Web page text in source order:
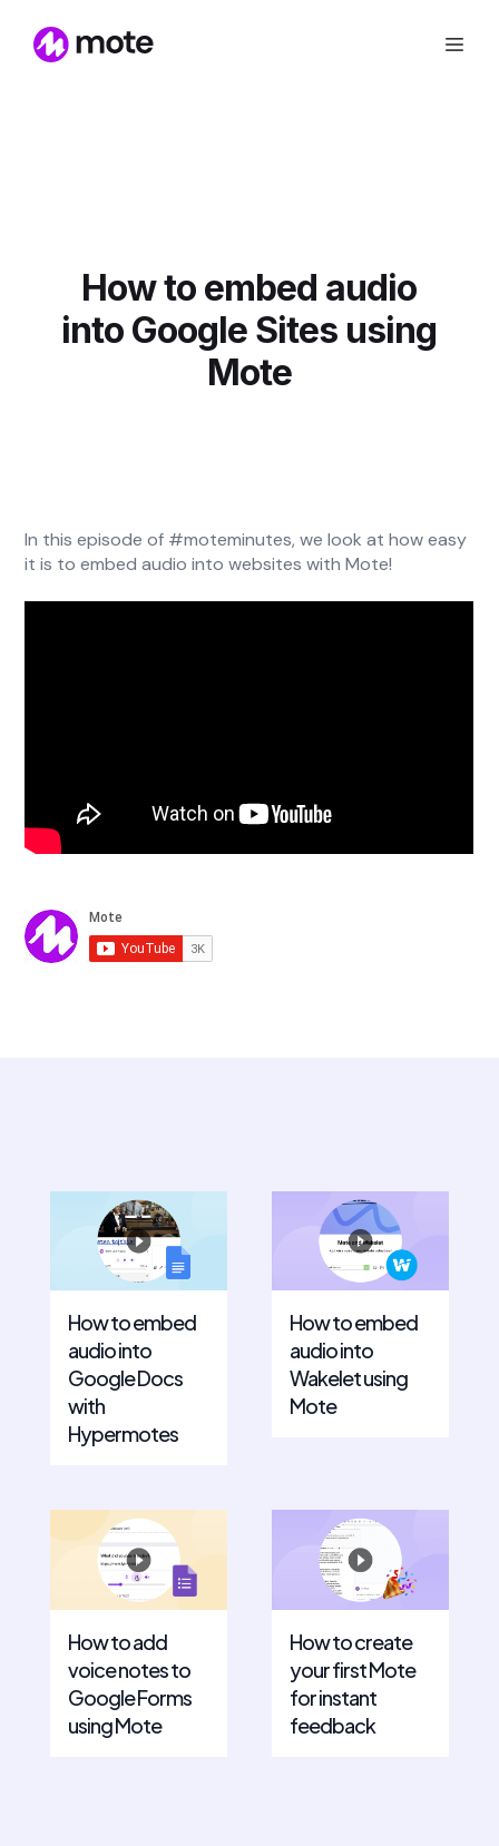
How to embed audio
into Google Sites using
Mote
In this episode of #moteminutes, we look at how easy
it is to embed audio into websites with Mote!
How to embed
audio into
Google Docs
with
Hypermotes
How to embed
audio into
Wakelet using
Mote
How to add
voice notes to
Google Forms
using Mote
How to create
your first Mote
for instant
feedback